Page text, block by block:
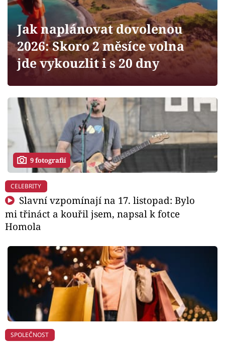
Sledujte prima+
Filmový festival Karlovy Vary
Mámy sobě
Přihlášení
Sledujte nás
Jak naplánovat dovolenou
2026: Skoro 2 měsíce volna
jde vykouzlit i s 20 dny
9 fotografií
CELEBRITY
Slavní vzpomínají na 17. listopad: Bylo
mi třináct a kouřil jsem, napsal k fotce
Homola
SPOLEČNOST